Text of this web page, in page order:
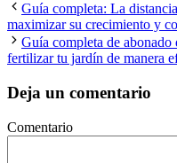
Guía completa: La
maximizar su crecimiento y
Guía completa de abonado
fertilizar tu jardín de manera
Deja un comentario
Comentario